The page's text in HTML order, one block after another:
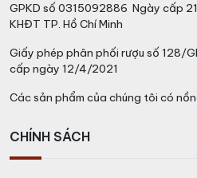
GPKD số 0315092886 Ngày cấp
KHĐT TP. Hồ Chí Minh
Giấy phép phân phối rượu số 128/
cấp ngày 12/4/2021
Các sản phẩm của chúng tôi có
CHÍNH SÁCH